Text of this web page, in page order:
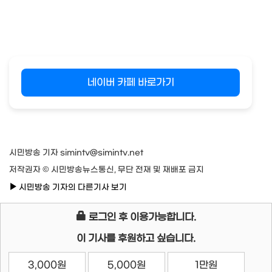
네이버 카페 바로가기
시민방송 기자 simintv@simintv.net
저작권자 © 시민방송뉴스통신, 무단 전재 및 재배포 금지
시민방송 기자의 다른기사 보기
로그인 후 이용가능합니다.
이 기사를 후원하고 싶습니다.
3,000원 5,000원 1만원